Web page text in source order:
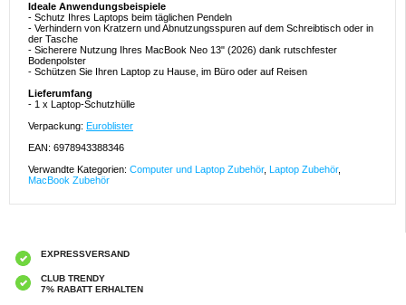
Ideale Anwendungsbeispiele
- Schutz Ihres Laptops beim täglichen Pendeln
- Verhindern von Kratzern und Abnutzungsspuren auf dem Schreibtisch oder in
der Tasche
- Sicherere Nutzung Ihres MacBook Neo 13" (2026) dank rutschfester
Bodenpolster
- Schützen Sie Ihren Laptop zu Hause, im Büro oder auf Reisen
Lieferumfang
- 1 x Laptop-Schutzhülle
Verpackung: Euroblister
EAN: 6978943388346
Verwandte Kategorien: Computer und Laptop Zubehör, Laptop Zubehör,
MacBook Zubehör
EXPRESSVERSAND
CLUB TRENDY
7% RABATT ERHALTEN